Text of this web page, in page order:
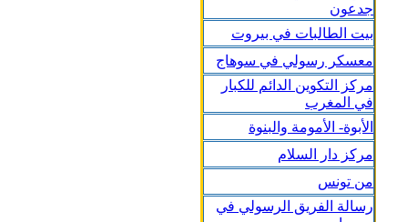
جدعون
بيت الطالبات في بيروت
معسكر رسولي في سوهاج
مركز التكوين الدائم للكبار
في المغرب
الأبوة- الأمومة والبنوة
مركز دار السلام
من تونس
رسالة الفريق الرسولي في